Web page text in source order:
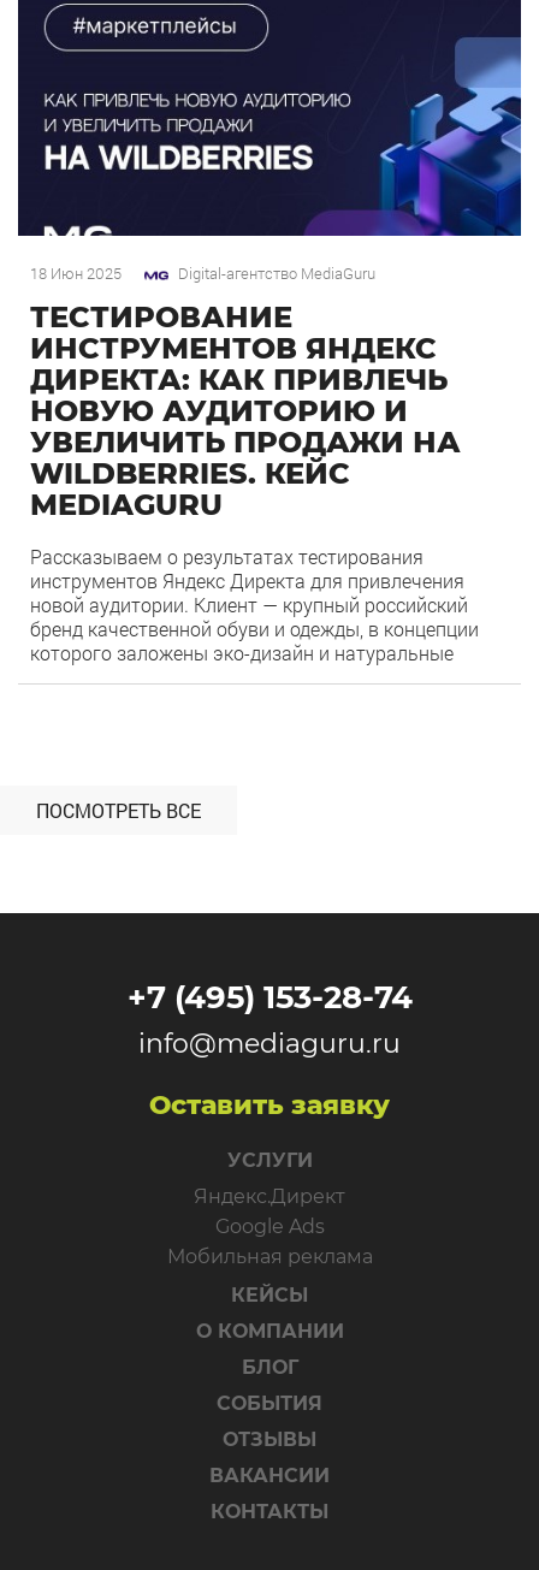
18 Июн 2025 Digital-агентство MediaGuru
ТЕСТИРОВАНИЕ
ИНСТРУМЕНТОВ ЯНДЕКС
ДИРЕКТА: КАК ПРИВЛЕЧЬ
НОВУЮ АУДИТОРИЮ И
УВЕЛИЧИТЬ ПРОДАЖИ НА
WILDBERRIES. КЕЙС
MEDIAGURU
Рассказываем о результатах тестирования
инструментов Яндекс Директа для привлечения
новой аудитории. Клиент — крупный российский
бренд качественной обуви и одежды, в концепции
которого заложены эко-дизайн и натуральные
ПОСМОТРЕТЬ ВСЕ
+7 (495) 153-28-74
info@mediaguru.ru
Оставить заявку
УСЛУГИ
Яндекс.Директ
Google Ads
Мобильная реклама
КЕЙСЫ
О КОМПАНИИ
БЛОГ
СОБЫТИЯ
ОТЗЫВЫ
ВАКАНСИИ
КОНТАКТЫ